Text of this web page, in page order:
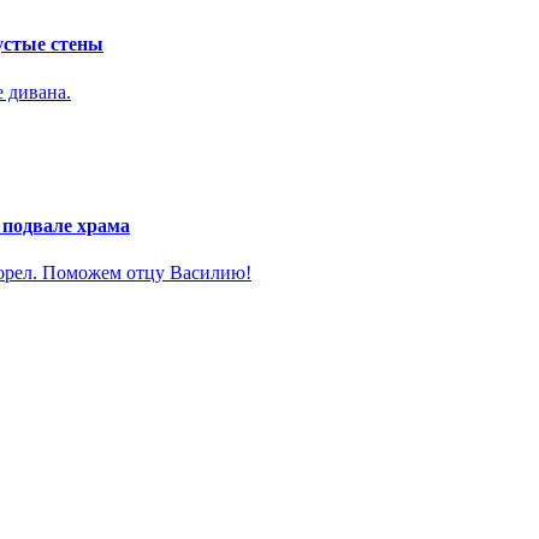
стены
дивана.
храма
Поможем отцу Василию!